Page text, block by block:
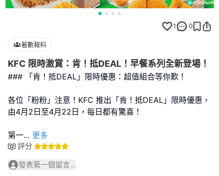
1 0
著數報料
KFC 限時激賞：肯！抵DEAL！早餐系列全新登場！
### 「肯！抵DEAL」限時優惠：超值組合等你歎！
各位「粉粉」注意！KFC 推出「肯！抵DEAL」限時優惠，
由4月2日至4月22日，每日都有驚喜！
第一... 更多
評分
發表第一個留言...